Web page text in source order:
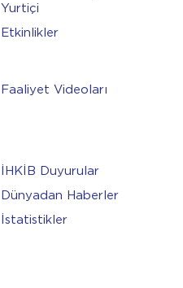
Yurtiçi
Etkinlikler
Faaliyet Videoları
İHKİB Duyurular
Dünyadan Haberler
İstatistikler